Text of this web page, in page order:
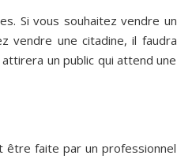
Si vous souhaitez vendre un
vendre une citadine, il faudra
un public qui attend une
être faite par un professionnel